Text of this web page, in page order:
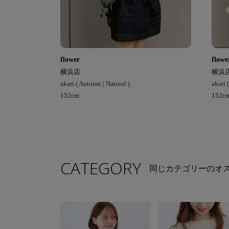
flower
横浜店
akari ( Autumn | Natural )
152cm
横浜
akari
CATEGORY 同じカテゴリーのオ